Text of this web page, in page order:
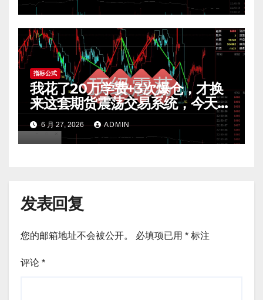
指标公式
我花了20万学费+3次爆仓，才换
来这套期货震荡交易系统，今天免
费公开核心逻辑
6 月 27, 2026 ADMIN
发表回复
您的邮箱地址不会被公开。 必填项已用 * 标注
评论 *